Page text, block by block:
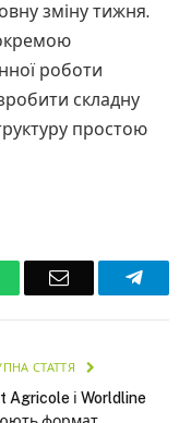
зміну тижня.
роботи
складну
простою
Email
СТАТТЯ
Agricole і Worldline